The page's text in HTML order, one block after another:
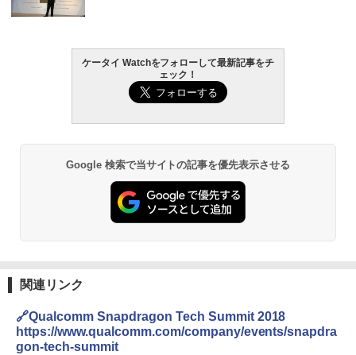
ケータイ Watchをフォローして最新記事をチ
ェック！
Google 検索で当サイトの記事を優先表示させる
関連リンク
🔗Qualcomm Snapdragon Tech Summit 2018
https://www.qualcomm.com/company/events/snapdra
gon-tech-summit